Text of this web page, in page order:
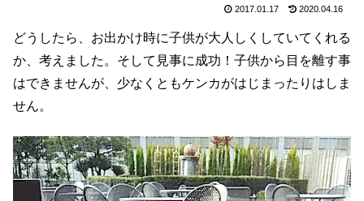
2017.01.17 2020.04.16
どうしたら、お出かけ時に子供が大人しくしていてくれる
か、考えました。そして見事に成功！子供から目を離す事
はできませんが、少なくともケンカがはじまったりはしま
せん。